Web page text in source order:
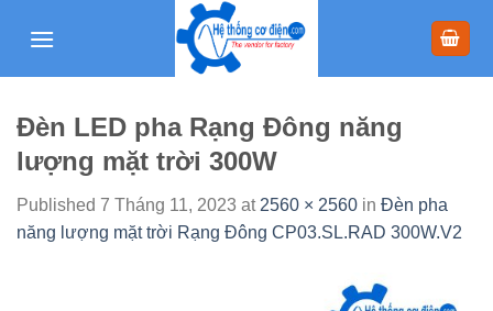
Đèn LED pha Rạng Đông năng
lượng mặt trời 300W
Published 7 Tháng 11, 2023 at 2560 × 2560 in Đèn pha
năng lượng mặt trời Rạng Đông CP03.SL.RAD 300W.V2